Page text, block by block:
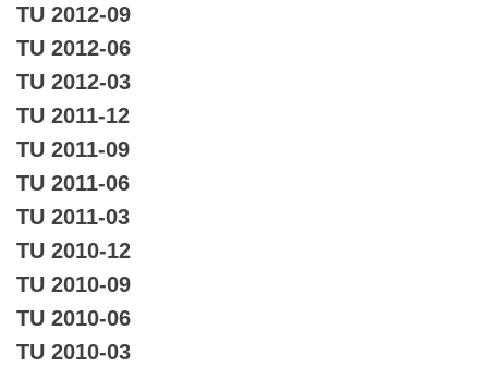
TU 2012-09
TU 2012-06
TU 2012-03
TU 2011-12
TU 2011-09
TU 2011-06
TU 2011-03
TU 2010-12
TU 2010-09
TU 2010-06
TU 2010-03